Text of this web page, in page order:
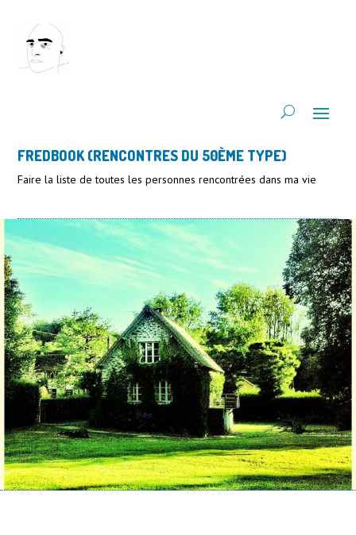
FREDBOOK (RENCONTRES DU 50ÈME TYPE)
Faire la liste de toutes les personnes rencontrées dans ma vie